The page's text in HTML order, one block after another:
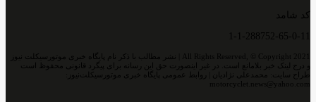
کد شامد
1-1-288752-65-0-11
All Rights Reserved, © Copyright 2021 | نشر مطالب با ذکر نام پایگاه خبری موتورسیکلت نیوز
و درج لینک خبر بلامانع است. در غیر اینصورت حق این رسانه برای پیگرد قانونی محفوظ است
طراح سایت: محمدعلی نژادیان | روابط عمومی پایگاه خبری موتورسیکلت‌نیوز:
motorcyclet.news@yahoo.com